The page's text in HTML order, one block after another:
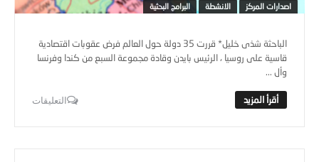
اصدارات المركز الانشطة البرامج البحثية
الباحثة شذى خليل* قررت 35 دولة حول العالم فرض عقوبات اقتصادية
قاسية على روسيا ، الرئيس بايدن وقادة مجموعة السبع من كندا وفرنسا
وأل ...
التعليقات